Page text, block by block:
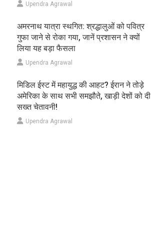
Upendra Agrawal
अमरनाथ यात्रा स्थगित: श्रद्धालुओं को पवित्र
गुफा जाने से रोका गया, जानें प्रशासन ने क्यों
लिया यह बड़ा फैसला
Upendra Agrawal
मिडिल ईस्ट में महायुद्ध की आहट? ईरान ने तोड़े
अमेरिका के साथ सभी समझौते, खाड़ी देशों को दी
सख्त चेतावनी!
Upendra Agrawal